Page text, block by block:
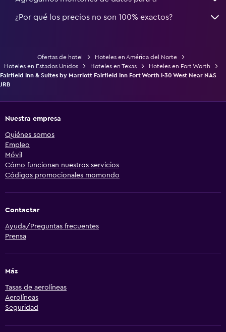
¿Por qué los precios no son 100% exactos?
Ofertas de hotel
Hoteles en América del Norte
Hoteles en Estados Unidos
Hoteles en Texas
Hoteles en Fort Worth
Fairfield Inn & Suites by Marriott Fairfield Inn Fort Worth I-30 West Near NAS
JRB
Nuestra empresa
Quiénes somos
Empleo
Móvil
Cómo funcionan nuestros servicios
Códigos promocionales momondo
Contactar
Ayuda/Preguntas frecuentes
Prensa
Más
Tasas de aerolíneas
Aerolíneas
Seguridad